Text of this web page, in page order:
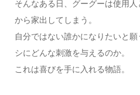
そんなある日、グーグーは使用
から家出してしまう。
自分ではない誰かになりたいと
シにどんな刺激を与えるのか。
これは喜びを手に入れる物語。